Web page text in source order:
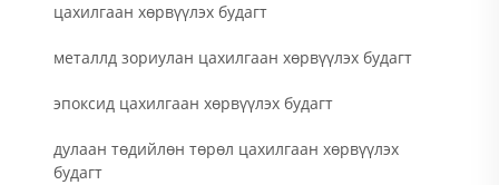
цахилгаан хөрвүүлэх будагт
металлд зориулан цахилгаан хөрвүүлэх будагт
эпоксид цахилгаан хөрвүүлэх будагт
дулаан төдийлөн төрөл цахилгаан хөрвүүлэх
будагт